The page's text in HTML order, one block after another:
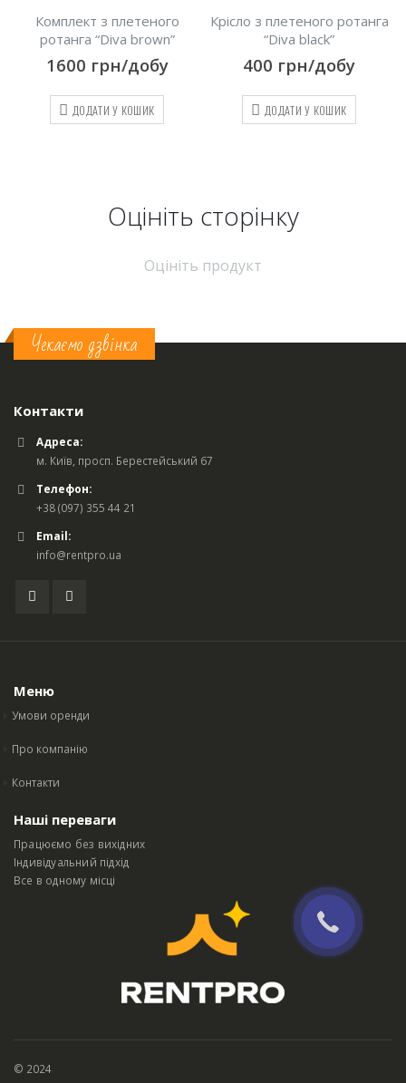
Комплект з плетеного
ротанга “Diva brown”
1600 грн/добу
ДОДАТИ У КОШИК
Крісло з плетеного ротанга
“Diva black”
400 грн/добу
ДОДАТИ У КОШИК
Оцініть cторінку
Оцініть продукт
Чекаємо дзвінка
Контакти
Адреса:
м. Київ, просп. Берестейський 67
Телефон:
+38 (097) 355 44 21
Email:
info@rentpro.ua
Меню
Умови оренди
Про компанію
Контакти
Наші переваги
Працюємо без вихідних
Індивідуальний підхід
Все в одному місці
© 2024